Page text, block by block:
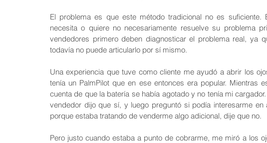
El problema es que este método tradicional no es
necesita o quiere no necesariamente resuelve su problema
vendedores primero deben diagnosticar el problema real, ya
todavía no puede articularlo por sí mismo.
Una experiencia que tuve como cliente me ayudó a abrir los
tenía un PalmPilot que en ese entonces era popular. Mientras
cuenta de que la batería se había agotado y no tenía mi
vendedor dijo que sí, y luego preguntó si podía interesarme
porque estaba tratando de venderme algo adicional, dije que no.
Pero justo cuando estaba a punto de cobrarme, me miró a los